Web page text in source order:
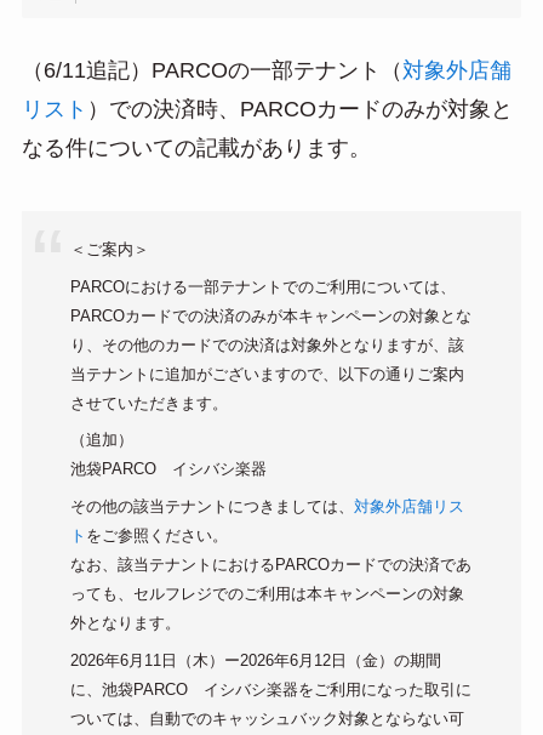
（6/11追記）PARCOの一部テナント（ 対象外店舗
リスト ）での決済時、PARCOカードのみが対象と
なる件についての記載があります。
＜ご案内＞
PARCOにおける一部テナントでのご利用については、
PARCOカードでの決済のみが本キャンペーンの対象とな
り、その他のカードでの決済は対象外となりますが、該
当テナントに追加がございますので、以下の通りご案内
させていただきます。
（追加）
池袋PARCO イシバシ楽器
その他の該当テナントにつきましては、対象外店舗リス
ト をご参照ください。
なお、該当テナントにおけるPARCOカードでの決済であ
っても、セルフレジでのご利用は本キャンペーンの対象
外となります。
2026年6月11日（木）ー2026年6月12日（金）の期間
に、池袋PARCO イシバシ楽器をご利用になった取引に
ついては、自動でのキャッシュバック対象とならない可